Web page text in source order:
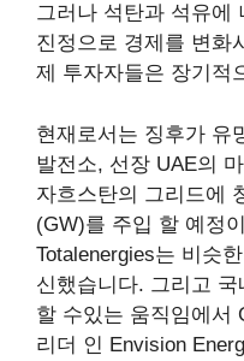
그러나 석탄과 석유에
진정으로 경제를 변화
제 투자자들은 장기적
현재로서는 징후가 유
발전소, 선장 UAE의
자흐스탄의 그리드에
(GW)를 주입 할 예정
Totalenergies는 비슷
신했습니다. 그리고
할 수있는 움직임에서
리더 인 Envision